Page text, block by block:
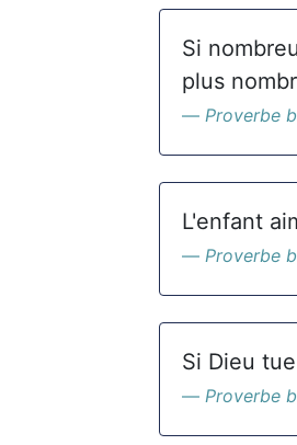
Si
plus
Proverbe
L'enfant
Proverbe
Si Dieu
Proverbe